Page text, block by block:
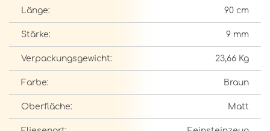
Länge: 90 cm
Stärke: 9 mm
Verpackungsgewicht: 23,66 Kg
Farbe: Braun
Oberfläche: Matt